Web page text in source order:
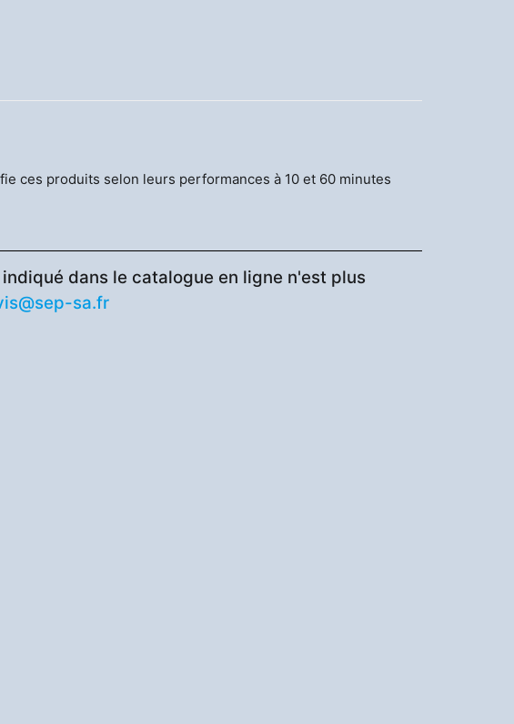
ces produits selon leurs performances à 10 et 60 minutes
dans le catalogue en ligne n'est plus
sa.fr